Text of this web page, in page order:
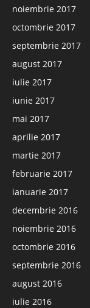
noiembrie 2017
octombrie 2017
septembrie 2017
august 2017
iulie 2017
iunie 2017
mai 2017
aprilie 2017
martie 2017
februarie 2017
ianuarie 2017
decembrie 2016
noiembrie 2016
octombrie 2016
septembrie 2016
august 2016
iulie 2016